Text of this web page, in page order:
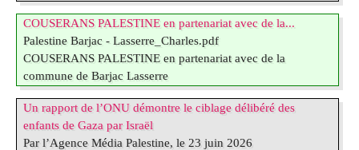
depuis janvier 2026, ce programme a été bloqué pour les
intellectuels et scientifiques originaires de Gaza. Des
palestinien·nes et plusieurs organisations ont saisi le Conseil
d’État. Les requérants dénoncent une décision illégale et
discriminatoire qui viole les droits fondamentaux de
personnes dont la vie est (…)
COUSERANS PALESTINE en partenariat avec de la...
Palestine Barjac - Lasserre_Charles.pdf
COUSERANS PALESTINE en partenariat avec de la
commune de Barjac Lasserre
Dimanche 19 juillet à 16 h
Soirée de soutien à la PALESTINE
Projection :
« La terre parle arabe ! »
Un rapport de l’ONU démontre le ciblage délibéré des
enfants de Gaza par Israël
Par l’Agence Média Palestine, le 23 juin 2026